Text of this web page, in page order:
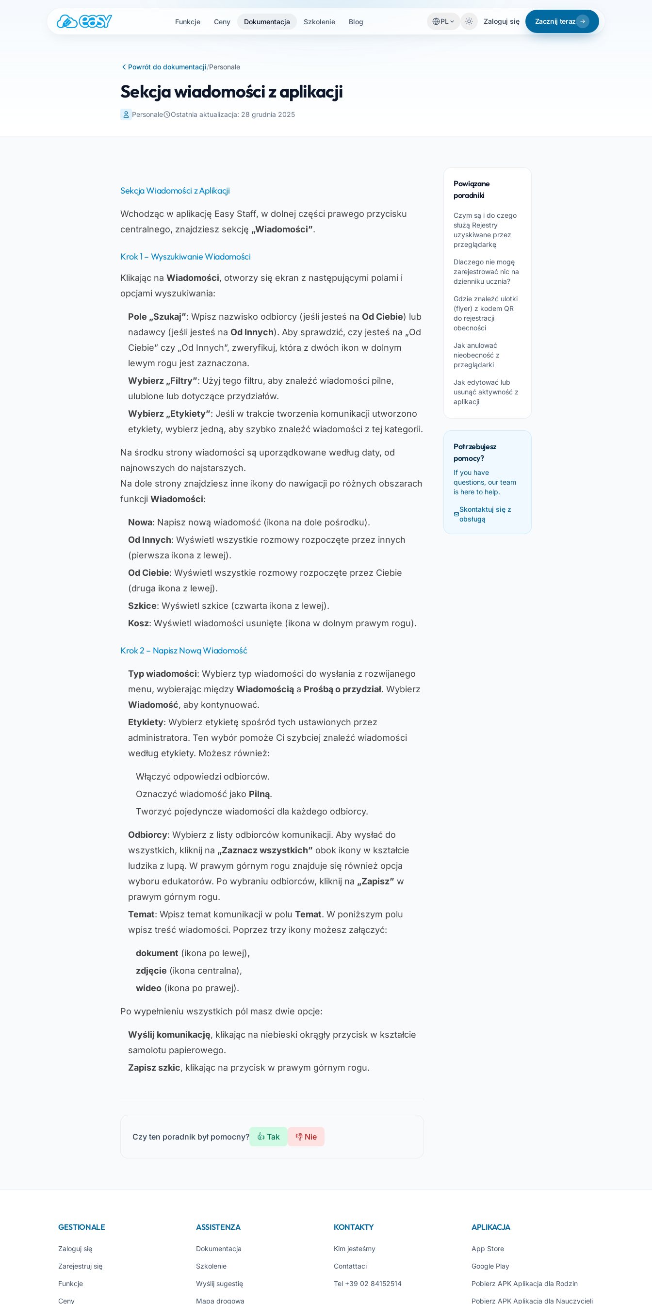
Funkcje Ceny Dokumentacja Szkolenie Blog PL Zaloguj się Zacznij teraz
Powrót do dokumentacji/Personale
Sekcja wiadomości z aplikacji
Personale Ostatnia aktualizacja: 28 grudnia 2025
Sekcja Wiadomości z Aplikacji
Wchodząc w aplikację Easy Staff, w dolnej części prawego przycisku
centralnego, znajdziesz sekcję „Wiadomości”.
Krok 1 – Wyszukiwanie Wiadomości
Klikając na Wiadomości, otworzy się ekran z następującymi polami i
opcjami wyszukiwania:
Pole „Szukaj”: Wpisz nazwisko odbiorcy (jeśli jesteś na Od Ciebie) lub
nadawcy (jeśli jesteś na Od Innych). Aby sprawdzić, czy jesteś na „Od
Ciebie” czy „Od Innych”, zweryfikuj, która z dwóch ikon w dolnym
lewym rogu jest zaznaczona.
Wybierz „Filtry”: Użyj tego filtru, aby znaleźć wiadomości pilne,
ulubione lub dotyczące przydziałów.
Wybierz „Etykiety”: Jeśli w trakcie tworzenia komunikacji utworzono
etykiety, wybierz jedną, aby szybko znaleźć wiadomości z tej kategorii.
Na środku strony wiadomości są uporządkowane według daty, od
najnowszych do najstarszych.
Na dole strony znajdziesz inne ikony do nawigacji po różnych obszarach
funkcji Wiadomości:
Nowa: Napisz nową wiadomość (ikona na dole pośrodku).
Od Innych: Wyświetl wszystkie rozmowy rozpoczęte przez innych
(pierwsza ikona z lewej).
Od Ciebie: Wyświetl wszystkie rozmowy rozpoczęte przez Ciebie
(druga ikona z lewej).
Szkice: Wyświetl szkice (czwarta ikona z lewej).
Kosz: Wyświetl wiadomości usunięte (ikona w dolnym prawym rogu).
Krok 2 – Napisz Nową Wiadomość
Typ wiadomości: Wybierz typ wiadomości do wysłania z rozwijanego
menu, wybierając między Wiadomością a Prośbą o przydział. Wybierz
Wiadomość, aby kontynuować.
Etykiety: Wybierz etykietę spośród tych ustawionych przez
administratora. Ten wybór pomoże Ci szybciej znaleźć wiadomości
według etykiety. Możesz również:
Włączyć odpowiedzi odbiorców.
Oznaczyć wiadomość jako Pilną.
Tworzyć pojedyncze wiadomości dla każdego odbiorcy.
Odbiorcy: Wybierz z listy odbiorców komunikacji. Aby wysłać do
wszystkich, kliknij na „Zaznacz wszystkich” obok ikony w kształcie
ludzika z lupą. W prawym górnym rogu znajduje się również opcja
wyboru edukatorów. Po wybraniu odbiorców, kliknij na „Zapisz” w
prawym górnym rogu.
Temat: Wpisz temat komunikacji w polu Temat. W poniższym polu
wpisz treść wiadomości. Poprzez trzy ikony możesz załączyć:
dokument (ikona po lewej),
zdjęcie (ikona centralna),
wideo (ikona po prawej).
Po wypełnieniu wszystkich pól masz dwie opcje:
Wyślij komunikację, klikając na niebieski okrągły przycisk w kształcie
samolotu papierowego.
Zapisz szkic, klikając na przycisk w prawym górnym rogu.
Czy ten poradnik był pomocny? 👍 Tak 👎 Nie
Powiązane
poradniki
Czym są i do czego
służą Rejestry
uzyskiwane przez
przeglądarkę
Dlaczego nie mogę
zarejestrować nic na
dzienniku ucznia?
Gdzie znaleźć ulotki
(flyer) z kodem QR
do rejestracji
obecności
Jak anulować
nieobecność z
przeglądarki
Jak edytować lub
usunąć aktywność z
aplikacji
Potrzebujesz
pomocy?
If you have
questions, our team
is here to help.
Skontaktuj się z
obsługą
GESTIONALE
Zaloguj się
Zarejestruj się
Funkcje
Ceny
ASSISTENZA
Dokumentacja
Szkolenie
Wyślij sugestię
Mapa drogowa
KONTAKTY
Kim jesteśmy
Contattaci
Tel +39 02 84152514
APLIKACJA
App Store
Google Play
Pobierz APK Aplikacja dla Rodzin
Pobierz APK Aplikacja dla Nauczycieli